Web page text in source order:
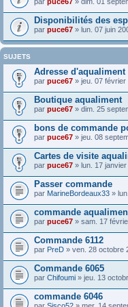
Disponibilités des
par puce67 » lun. 07 juin
SUJETS
Adresse d'aqualiment
par puce67 » jeu. 07 février
Boutique aqualiment
par puce67 » dim. 25
bons de commande
par puce67 » jeu. 08
Cartes de visite
par puce67 » lun. 17
Passer commande
par MarineBordeaux33 »
commande
par puce67 » sam. 17
Commande 6112
par PreD » ven. 28 octobre
Commande 6065
par Chifoumi » jeu. 13
commande 6046
par Sisco52 » mer. 14